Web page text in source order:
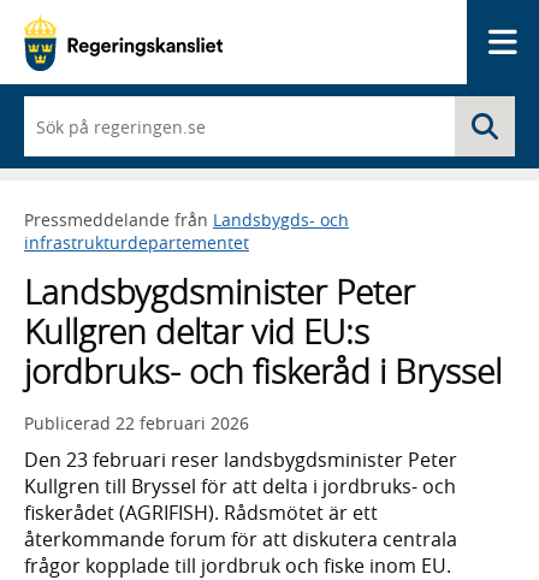
du
börjar
skriva
framträder
en
med
sökförslag
Pressmeddelande från Landsbygds- och
infrastrukturdepartementet
Landsbygdsminister Peter
Kullgren deltar vid EU:s
jordbruks- och fiskeråd i Bryssel
Publicerad 22 februari 2026
Den 23 februari reser landsbygdsminister Peter
Kullgren till Bryssel för att delta i jordbruks- och
fiskerådet (AGRIFISH). Rådsmötet är ett
återkommande forum för att diskutera centrala
frågor kopplade till jordbruk och fiske inom EU.